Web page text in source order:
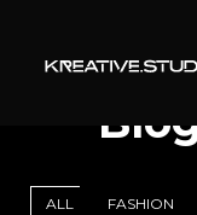
ALL FASHION